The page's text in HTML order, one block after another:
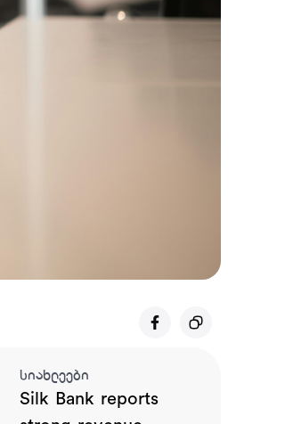
სიახლეები
Silk Bank reports